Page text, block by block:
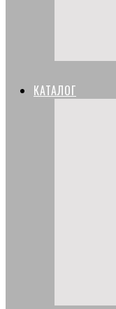
КАТАЛОГ